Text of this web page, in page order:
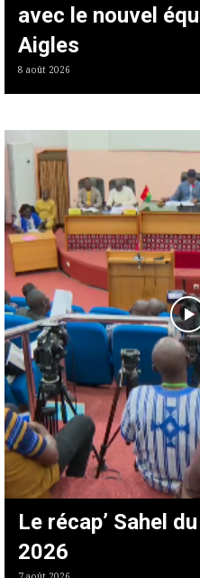
avec le nouvel
Aigles
8 août 2026
Le récap’ Sahel
2026